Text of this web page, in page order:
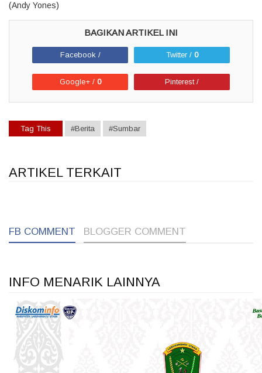
(Andy Yones)
Facebook / Twitter / 0
Google+ / 0 Pinterest /
Tag This #Berita #Sumbar
ARTIKEL TERKAIT
FB COMMENT BLOGGER COMMENT
INFO MENARIK LAINNYA